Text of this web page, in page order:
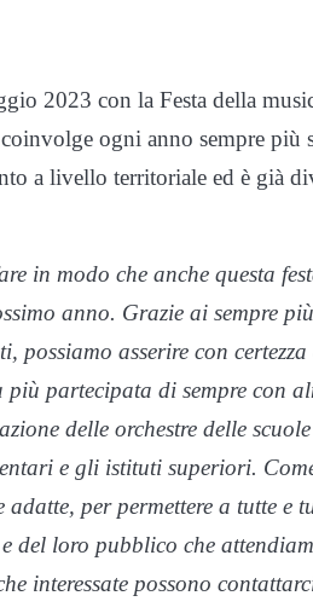
2023 con la Festa della
ogni anno sempre più
a livello territoriale ed è già
in modo che anche questa
anno. Grazie ai sempre
asserire con certezza
partecipata di sempre con
delle orchestre delle
e gli istituti superiori.
per permettere a tutte e
del loro pubblico che
interessate possono